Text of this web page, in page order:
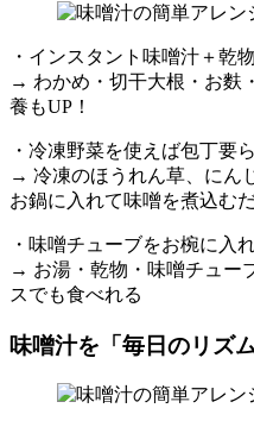
・インスタント味噌汁＋乾
→ わかめ・切干大根・お麩
養もUP！
・冷凍野菜を使えば包丁要
→ 冷凍のほうれん草、にん
お鍋に入れて味噌を煮込む
・味噌チューブをお椀に入
→ お湯・乾物・味噌チュー
スでも食べれる
味噌汁を「毎日のリズ